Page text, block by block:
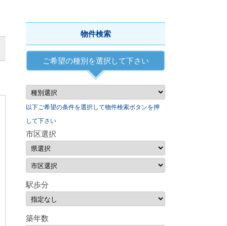
物件検索
ご希望の種別を選択して下さい
以下ご希望の条件を選択して物件検索ボタンを押
して下さい
市区選択
駅歩分
築年数